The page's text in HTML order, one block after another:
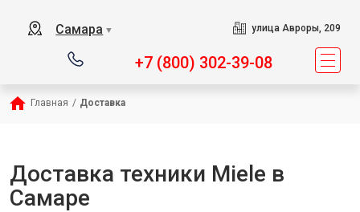
Самара ▼ улица Авроры, 209
+7 (800) 302-39-08
Главная / Доставка
Доставка техники Miele в
Самаре